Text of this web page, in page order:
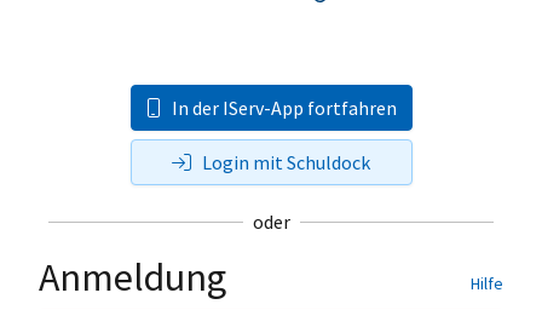
In der IServ-App fortfahren
Login mit Schuldock
oder
Anmeldung Hilfe